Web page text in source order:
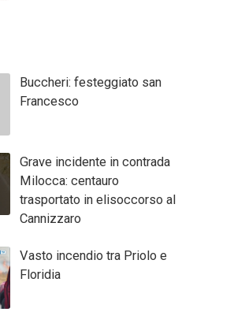
Buccheri: festeggiato san
Francesco
Grave incidente in contrada
Milocca: centauro
trasportato in elisoccorso al
Cannizzaro
Vasto incendio tra Priolo e
Floridia